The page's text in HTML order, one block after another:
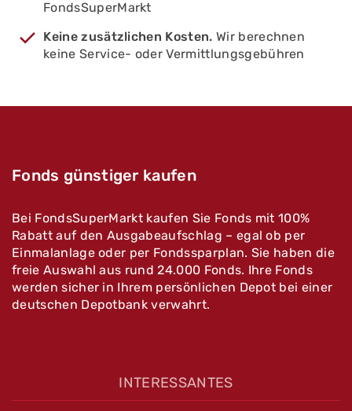
Income Fund
Januar 2017 - Ve-RI Listed Infrastructure
April 2016 - BGF Global Allocation Fund & WIDe
März 2016 - Carmignac Investissement
FondsSuperMarkt
Keine zusätzlichen Kosten. Wir berechnen
keine Service- oder Vermittlungsgebühren
Fonds günstiger kaufen
Bei FondsSuperMarkt kaufen Sie Fonds mit 100%
Rabatt auf den Ausgabeaufschlag – egal ob per
Einmalanlage oder per Fondssparplan. Sie haben die
freie Auswahl aus rund 24.000 Fonds. Ihre Fonds
werden sicher in Ihrem persönlichen Depot bei einer
deutschen Depotbank verwahrt.
INTERESSANTES